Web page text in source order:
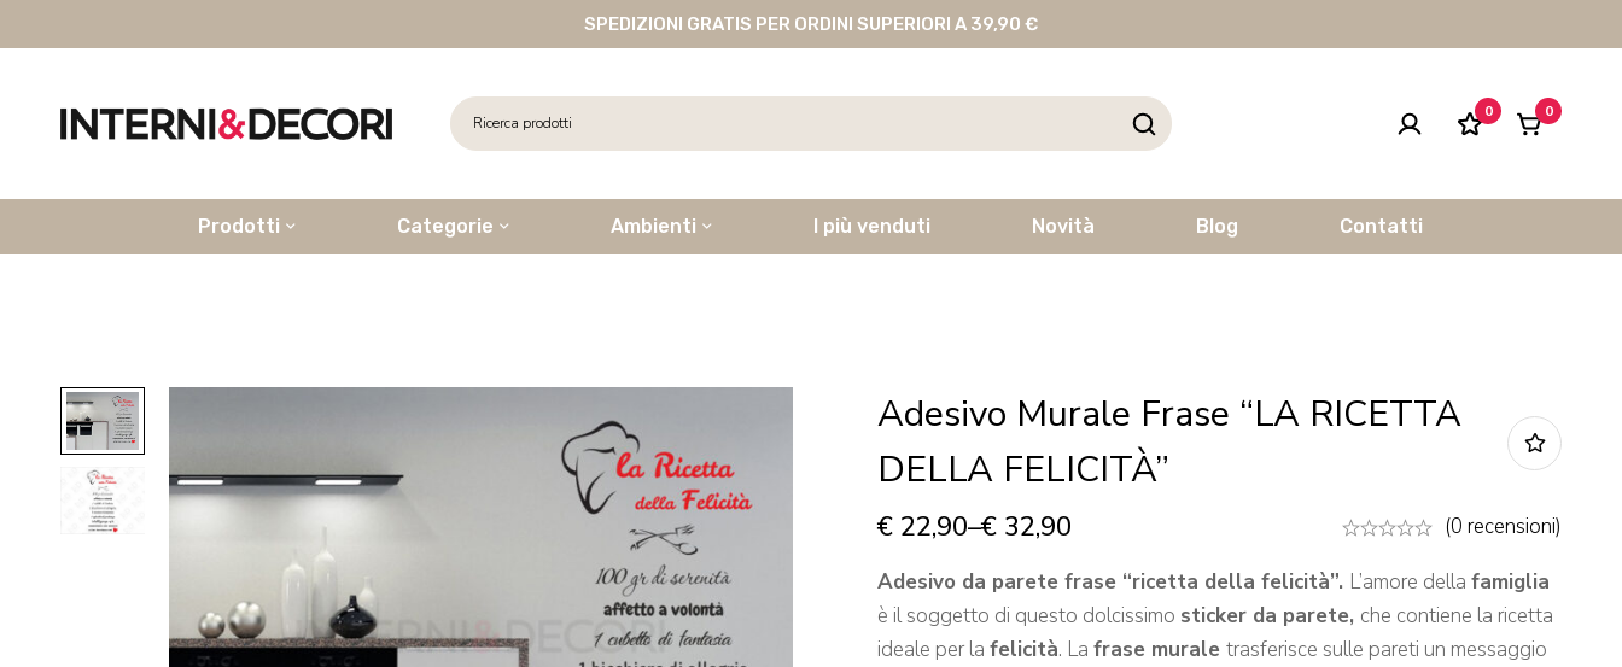
SPEDIZIONI GRATIS PER ORDINI SUPERIORI A 39,90 €
0 0
Prodotti Categorie Ambienti I più venduti Novità Blog Contatti
Adesivo Murale Frase “LA RICETTA
DELLA FELICITÀ”
€ 22,90–€ 32,90
(0 recensioni)
Adesivo da parete frase “ricetta della felicità”. L’amore della famiglia
è il soggetto di questo dolcissimo sticker da parete, che contiene la ricetta
ideale per la felicità. La frase murale trasferisce sulle pareti un messaggio